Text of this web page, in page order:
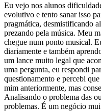
Eu vejo nos alunos
evolutivo e tento sanar isso
pragmática, desmistificando
prezando pela música. Meu
chegue num ponto musical.
diariamente e também
um lance muito legal que
uma pergunta, eu respondi
questionamento e percebi
mim anteriormente, mas
Analisando o problema das
problemas. É um negócio